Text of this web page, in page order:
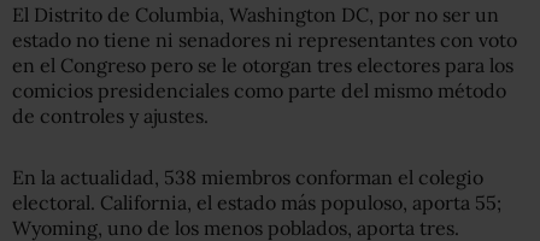
El Distrito de Columbia, Washington DC, por no ser un
estado no tiene ni senadores ni representantes con voto
en el Congreso pero se le otorgan tres electores para los
comicios presidenciales como parte del mismo método
de controles y ajustes.
En la actualidad, 538 miembros conforman el colegio
electoral. California, el estado más populoso, aporta 55;
Wyoming, uno de los menos poblados, aporta tres.